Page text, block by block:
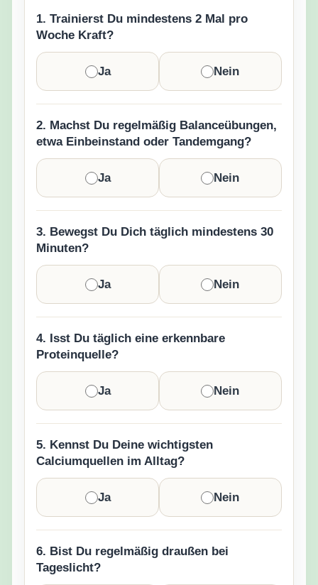
1. Trainierst Du mindestens 2 Mal pro
Woche Kraft?
Ja Nein
2. Machst Du regelmäßig Balanceübungen,
etwa Einbeinstand oder Tandemgang?
Ja Nein
3. Bewegst Du Dich täglich mindestens 30
Minuten?
Ja Nein
4. Isst Du täglich eine erkennbare
Proteinquelle?
Ja Nein
5. Kennst Du Deine wichtigsten
Calciumquellen im Alltag?
Ja Nein
6. Bist Du regelmäßig draußen bei
Tageslicht?